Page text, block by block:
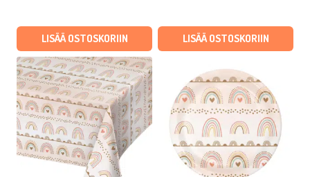
oli:
€9,95.
on:
€2,99.
LISÄÄ OSTOSKORIIN
€4,50.€1,35.
LISÄÄ OSTOSKORIIN